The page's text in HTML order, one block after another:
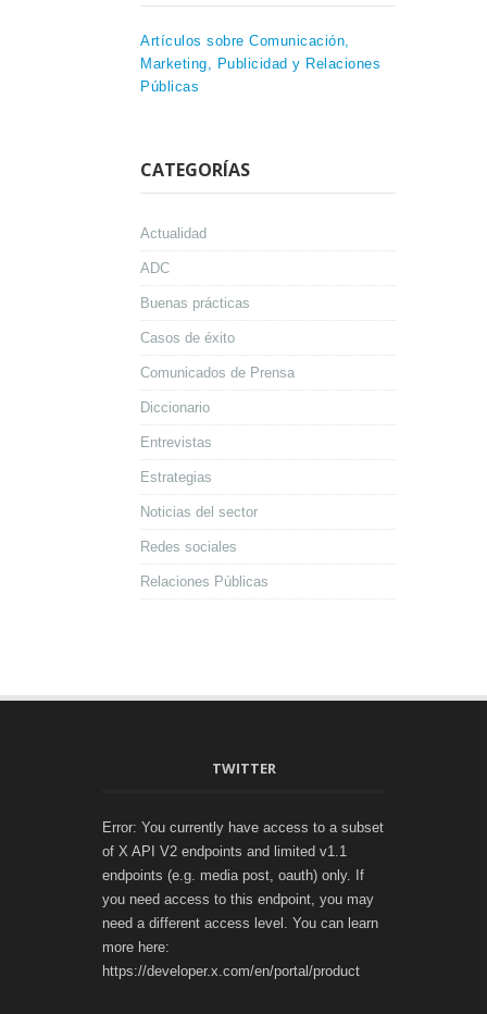
Artículos sobre Comunicación,
Marketing, Publicidad y Relaciones
Públicas
CATEGORÍAS
Actualidad
ADC
Buenas prácticas
Casos de éxito
Comunicados de Prensa
Diccionario
Entrevistas
Estrategias
Noticias del sector
Redes sociales
Relaciones Públicas
TWITTER
Error: You currently have access to a subset
of X API V2 endpoints and limited v1.1
endpoints (e.g. media post, oauth) only. If
you need access to this endpoint, you may
need a different access level. You can learn
more here:
https://developer.x.com/en/portal/product